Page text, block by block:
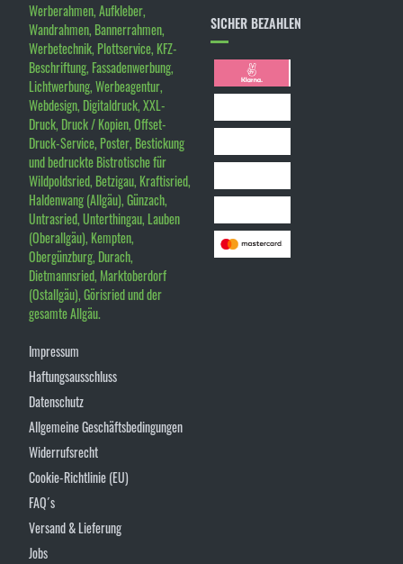
Werberahmen, Aufkleber,
Wandrahmen, Bannerrahmen,
Werbetechnik, Plottservice, KFZ-
Beschriftung, Fassadenwerbung,
Lichtwerbung, Werbeagentur,
Webdesign, Digitaldruck, XXL-
Druck, Druck / Kopien, Offset-
Druck-Service, Poster, Bestickung
und bedruckte Bistrotische für
Wildpoldsried, Betzigau, Kraftisried,
Haldenwang (Allgäu), Günzach,
Untrasried, Unterthingau, Lauben
(Oberallgäu), Kempten,
Obergünzburg, Durach,
Dietmannsried, Marktoberdorf
(Ostallgäu), Görisried und der
gesamte Allgäu.
SICHER BEZAHLEN
Impressum
Haftungsausschluss
Datenschutz
Allgemeine Geschäftsbedingungen
Widerrufsrecht
Cookie-Richtlinie (EU)
FAQ´s
Versand & Lieferung
Jobs